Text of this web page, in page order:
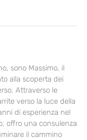
sono Massimo, il
alla scoperta dei
Attraverso le
verso la luce della
di esperienza nel
offro una consulenza
il cammino